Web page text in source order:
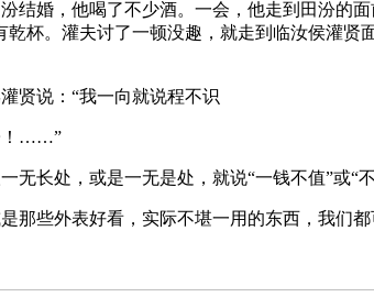
结婚，他喝了不少酒。一会，他走到田汾的
杯。灌夫讨了一顿没趣，就走到临汝侯灌
贤说：“我一向就说程不识
！……”
长处，或是一无是处，就说“一钱不值”或“
些外表好看，实际不堪一用的东西，我们都